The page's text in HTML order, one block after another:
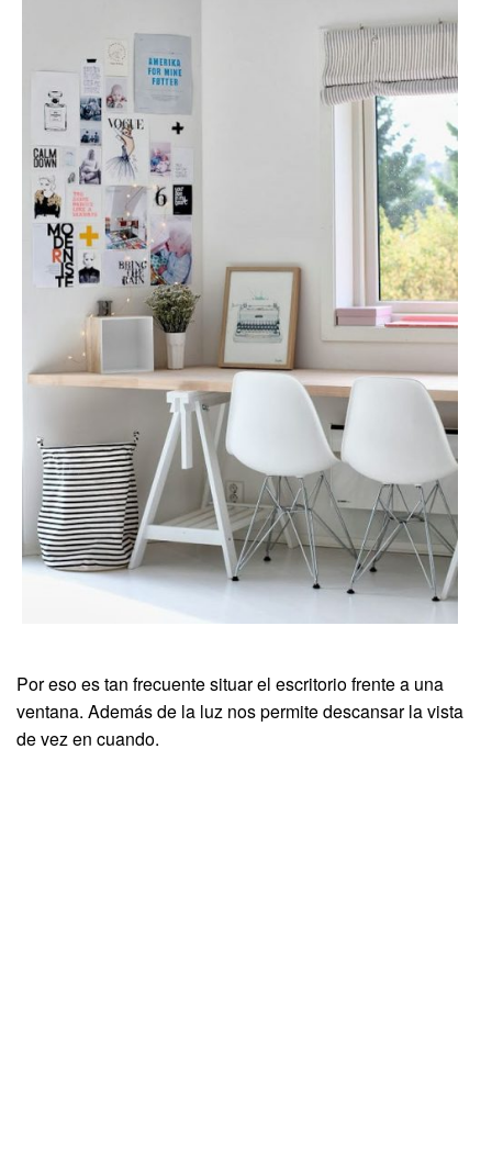
Por eso es tan frecuente situar el escritorio frente a una
ventana. Además de la luz nos permite descansar la vista
de vez en cuando.